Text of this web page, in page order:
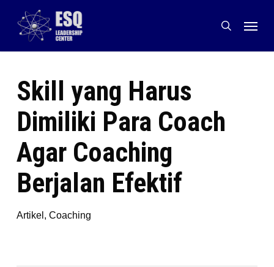
content
search
Menu
Skill yang Harus
Dimiliki Para Coach
Agar Coaching
Berjalan Efektif
Artikel , Coaching